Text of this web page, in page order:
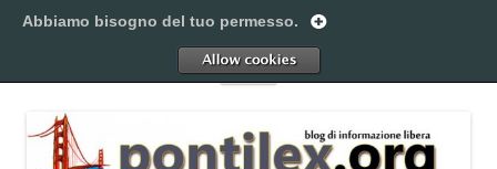
al
Pontilex
Menu
Abbiamo bisogno del tuo permesso.